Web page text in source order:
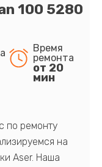
100 5280
Время
ремонта
от 20
мин
по ремонту
на
Aser. Наша